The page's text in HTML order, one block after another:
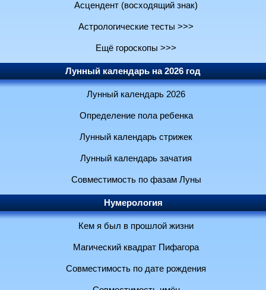
Асцендент (восходящий знак)
Астрологические тесты >>>
Ещё гороскопы >>>
Лунный календарь на 2026 год
Лунный календарь 2026
Определение пола ребенка
Лунный календарь стрижек
Лунный календарь зачатия
Совместимость по фазам Луны
Нумерология
Кем я был в прошлой жизни
Магический квадрат Пифагора
Совместимость по дате рождения